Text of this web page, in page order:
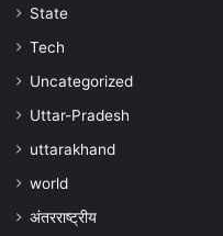
State
Tech
Uncategorized
Uttar-Pradesh
uttarakhand
world
अंतरराष्ट्रीय